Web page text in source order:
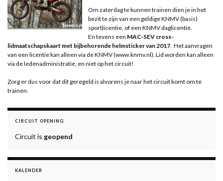
Om zaterdag te kunnen trainen dien je in het
bezit te zijn van een geldige KNMV (basis)
sportlicentie, of een KNMV daglicentie.
En tevens een MAC-SEV cross-
lidmaatschapskaart met bijbehorende helmsticker van 2017 . Het aanvragen
van een licentie kan alleen via de KNMV (www.knmv.nl). Lid worden kan alleen
via de ledenadministratie, en niet op het circuit!
Zorg er dus voor dat dit geregeld is alvorens je naar het circuit komt om te
trainen.
CIRCUIT OPENING
Circuit is geopend
KALENDER